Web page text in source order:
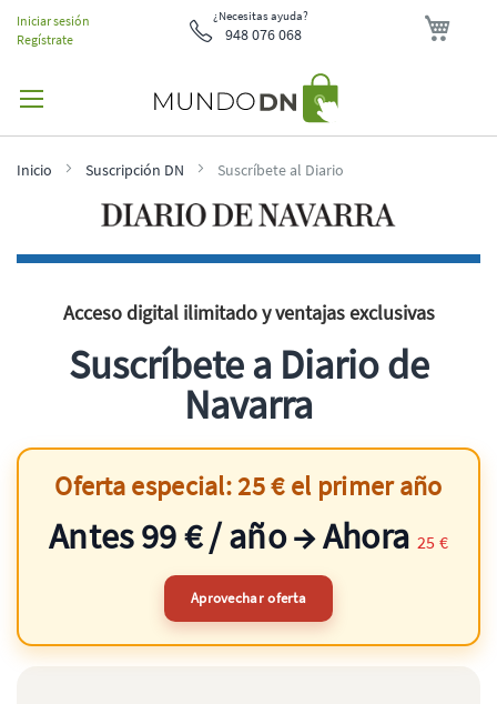
¿Necesitas ayuda?
948 076 068
Iniciar sesión
Regístrate
Inicio Suscripción DN Suscríbete al Diario
Acceso digital ilimitado y ventajas exclusivas
Suscríbete a Diario de
Navarra
Oferta especial: 25 € el primer año
Antes 99 € / año → Ahora 25 €
Aprovechar oferta